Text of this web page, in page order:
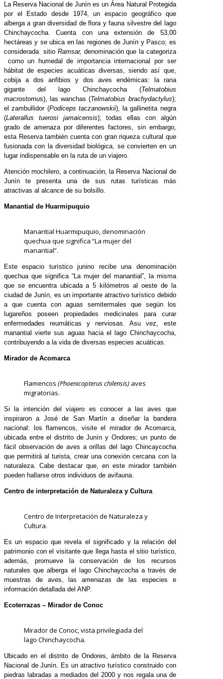
La Reserva Nacional de Junín es un Área Natural Protegida
por el Estado desde 1974, un espacio geográfico que
alberga a gran diversidad de flora y fauna silvestre del lago
Chinchaycocha. Cuenta con una extensión de 53,00
hectáreas y se ubica en las regiones de Junín y Pasco; es
considerada sitio Ramsar, denominación que la categoriza
como un humedal de importancia internacional por ser
hábitat de especies acuáticas diversas, siendo así que,
cobija a dos anfibios y dos aves endémicas: la rana
gigante del lago Chinchaycocha (Telmatobius
macrostomus), las wanchas (Telmatobius brachydactylus);
el zambullidor (Podiceps taczanowskii), la gallinetita negra
(Laterallus tuerosi jamaicensis); todas ellas con algún
grado de amenaza por diferentes factores, sin embargo,
esta Reserva también cuenta con gran riqueza cultural que
fusionada con la diversidad biológica, se convierten en un
lugar indispensable en la ruta de un viajero.
Atención mochilero, a continuación, la Reserva Nacional de
Junín te presenta una de sus rutas turísticas más
atractivas al alcance de su bolsillo.
Manantial de Huarmipuquio
Manantial Huarmipuquio, denominación
quechua que significa “La mujer del
manantial”.
Este espacio turístico junino recibe una denominación
quechua que significa “La mujer del manantial”, la misma
que se encuentra ubicada a 5 kilómetros al oeste de la
ciudad de Junín, es un importante atractivo turístico debido
a que cuenta con aguas semitermales que según los
lugareños poseen propiedades medicinales para curar
enfermedades reumáticas y nerviosas. Asu vez, este
manantial vierte sus aguas hacia el lago Chinchaycocha,
contribuyendo a la vida de diversas especies acuáticas.
Mirador de Acomarca
Flamencos (Phoenicopterus chilensis) aves
migratorias.
Si la intención del viajero es conocer a las aves que
inspiraron a José de San Martín a diseñar la bandera
nacional: los flamencos, visite el mirador de Acomarca,
ubicada entre el distrito de Junín y Ondores; un punto de
fácil observación de aves a orillas del lago Chincaycocha
que permitirá al turista, crear una conexión cercana con la
naturaleza. Cabe destacar que, en este mirador también
pueden hallarse otros individuos de avifauna.
Centro de interpretación de Naturaleza y Cultura
Centro de Interpretación de Naturaleza y
Cultura.
Es un espacio que revela el significado y la relación del
patrimonio con el visitante que llega hasta el sitio turístico,
además, promueve la conservación de los recursos
naturales que alberga el lago Chinchaycocha a través de
muestras de aves, las amenazas de las especies e
información detallada del ANP.
Ecoterrazas – Mirador de Conoc
Mirador de Conoc, vista privilegiada del
lago Chinchaycocha.
Ubicado en el distrito de Ondores, ámbito de la Reserva
Nacional de Junín. Es un atractivo turístico construido con
piedras labradas a mediados del 2000 y nos regala una de